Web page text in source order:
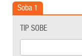
Soba 1
TIP SOBE